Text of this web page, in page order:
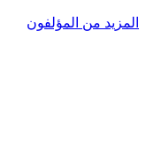
المزيد من المؤلفون